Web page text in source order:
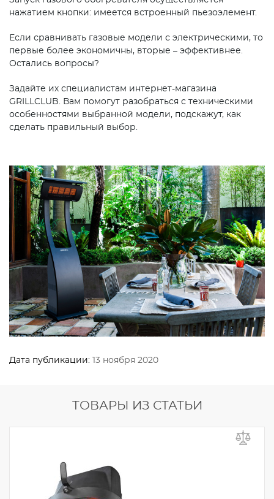
нажатием кнопки: имеется встроенный пьезоэлемент.
Если сравнивать газовые модели с электрическими, то
первые более экономичны, вторые – эффективнее.
Остались вопросы?
Задайте их специалистам интернет-магазина
GRILLCLUB. Вам помогут разобраться с техническими
особенностями выбранной модели, подскажут, как
сделать правильный выбор.
Дата публикации: 13 ноября 2020
ТОВАРЫ ИЗ СТАТЬИ